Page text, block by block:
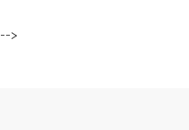
-->